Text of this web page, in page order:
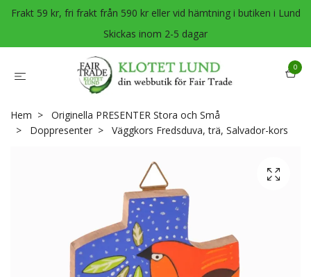
Frakt 59 kr, fri frakt från 590 kr eller vid hämtning i butiken i Lund
Skickas inom 2-5 dagar
0
Hem
Originella PRESENTER Stora och Små
Doppresenter
Väggkors Fredsduva, trä, Salvador-kors